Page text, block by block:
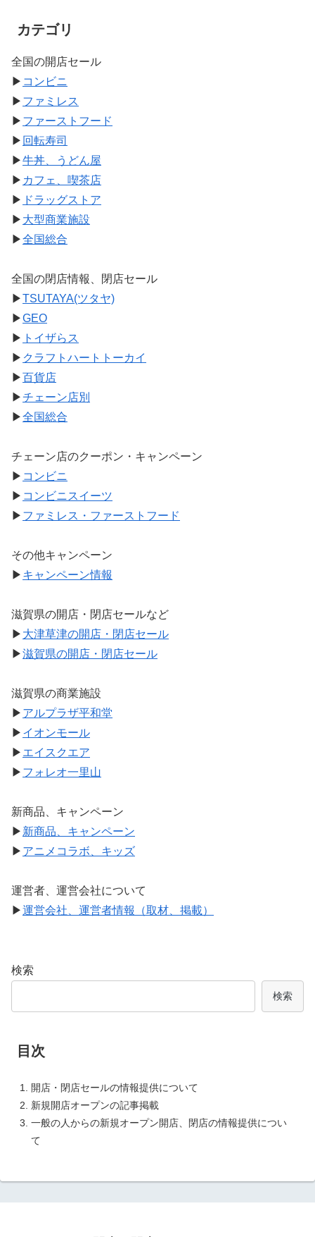
カテゴリ
全国の開店セール
▶ コンビニ
▶ ファミレス
▶ ファーストフード
▶ 回転寿司
▶牛丼、うどん屋
▶ カフェ、喫茶店
▶ ドラッグストア
▶ 大型商業施設
▶全国総合
全国の閉店情報、閉店セール
▶TSUTAYA(ツタヤ)
▶GEO
▶ トイザらス
▶ クラフトハートトーカイ
▶百貨店
▶チェーン店別
▶全国総合
チェーン店のクーポン・キャンペーン
▶ コンビニ
▶ コンビニスイーツ
▶ ファミレス・ファーストフード
その他キャンペーン
▶ キャンペーン情報
滋賀県の開店・閉店セールなど
▶ 大津草津の開店・閉店セール
▶滋賀県の開店・閉店セール
滋賀県の商業施設
▶ アルプラザ平和堂
▶ イオンモール
▶ エイスクエア
▶ フォレオ一里山
新商品、キャンペーン
▶ 新商品、キャンペーン
▶ アニメコラボ、キッズ
運営者、運営会社について
▶運営会社、運営者情報（取材、掲載）
検索
検索
目次
開店・閉店セールの情報提供について
新規開店オープンの記事掲載
一般の人からの新規オープン開店、閉店の情報提供につい
て